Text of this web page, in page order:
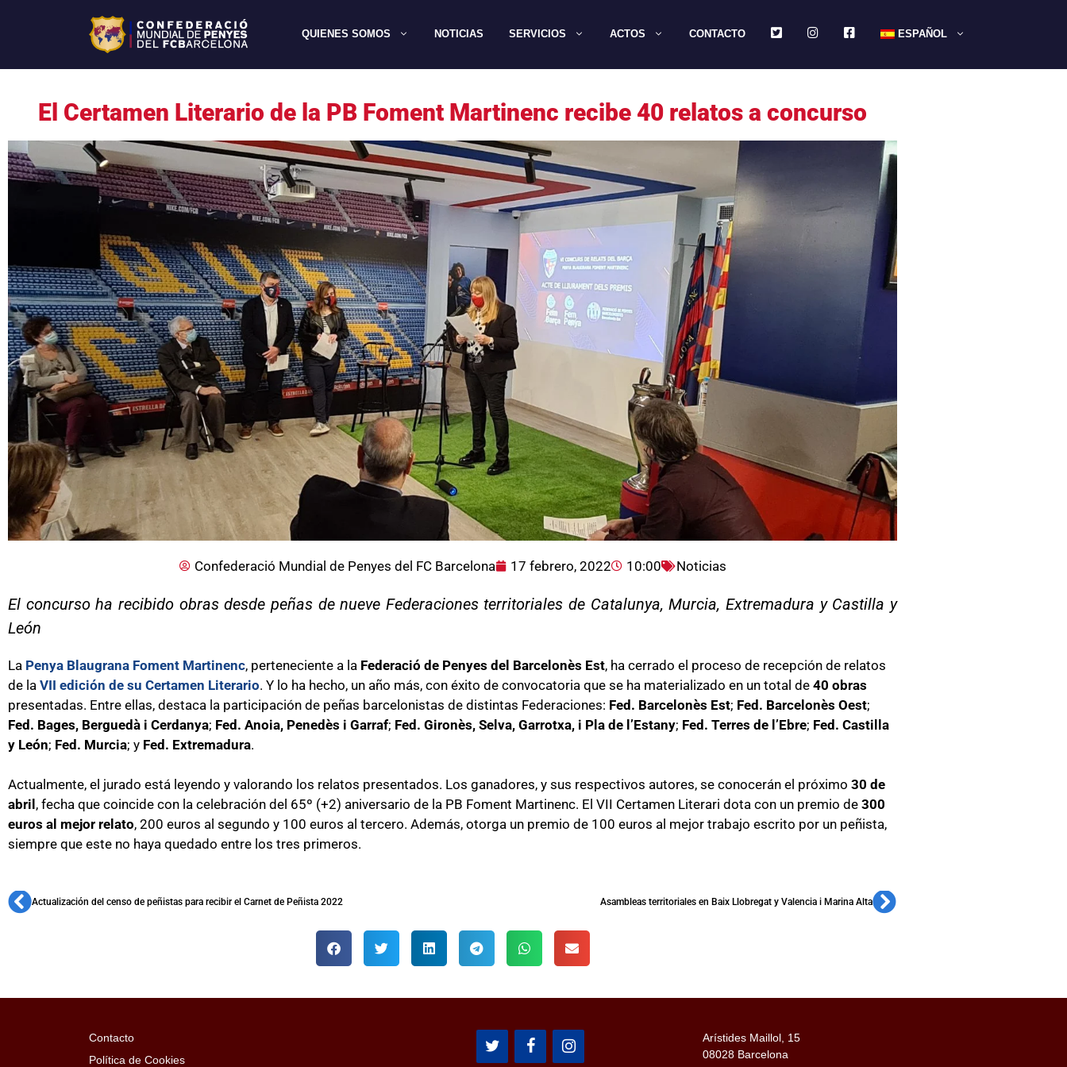
QUIENES SOMOS NOTICIAS SERVICIOS ACTOS CONTACTO TWITTERINSTAGRAMFACEBOOKESPAÑOL
El Certamen Literario de la PB Foment Martinenc recibe 40 relatos a concurso
Confederació Mundial de Penyes del FC Barcelona 17 febrero, 2022 10:00 Noticias
El concurso ha recibido obras desde peñas de nueve Federaciones territoriales de Catalunya, Murcia, Extremadura y Castilla y
León
La Penya Blaugrana Foment Martinenc, perteneciente a la Federació de Penyes del Barcelonès Est, ha cerrado el proceso de recepción de relatos
de la VII edición de su Certamen Literario. Y lo ha hecho, un año más, con éxito de convocatoria que se ha materializado en un total de 40 obras
presentadas. Entre ellas, destaca la participación de peñas barcelonistas de distintas Federaciones: Fed. Barcelonès Est; Fed. Barcelonès Oest;
Fed. Bages, Berguedà i Cerdanya; Fed. Anoia, Penedès i Garraf; Fed. Gironès, Selva, Garrotxa, i Pla de l’Estany; Fed. Terres de l’Ebre; Fed. Castilla
y León; Fed. Murcia; y Fed. Extremadura.
Actualmente, el jurado está leyendo y valorando los relatos presentados. Los ganadores, y sus respectivos autores, se conocerán el próximo 30 de
abril , fecha que coincide con la celebración del 65º (+2) aniversario de la PB Foment Martinenc. El VII Certamen Literari dota con un premio de 300
euros al mejor relato, 200 euros al segundo y 100 euros al tercero. Además, otorga un premio de 100 euros al mejor trabajo escrito por un peñista,
siempre que este no haya quedado entre los tres primeros.
Actualización del censo de peñistas para recibir el Carnet de Peñista 2022 Asambleas territoriales en Baix Llobregat y Valencia i Marina Alta
Contacto
Política de Cookies
Arístides Maillol, 15
08028 Barcelona